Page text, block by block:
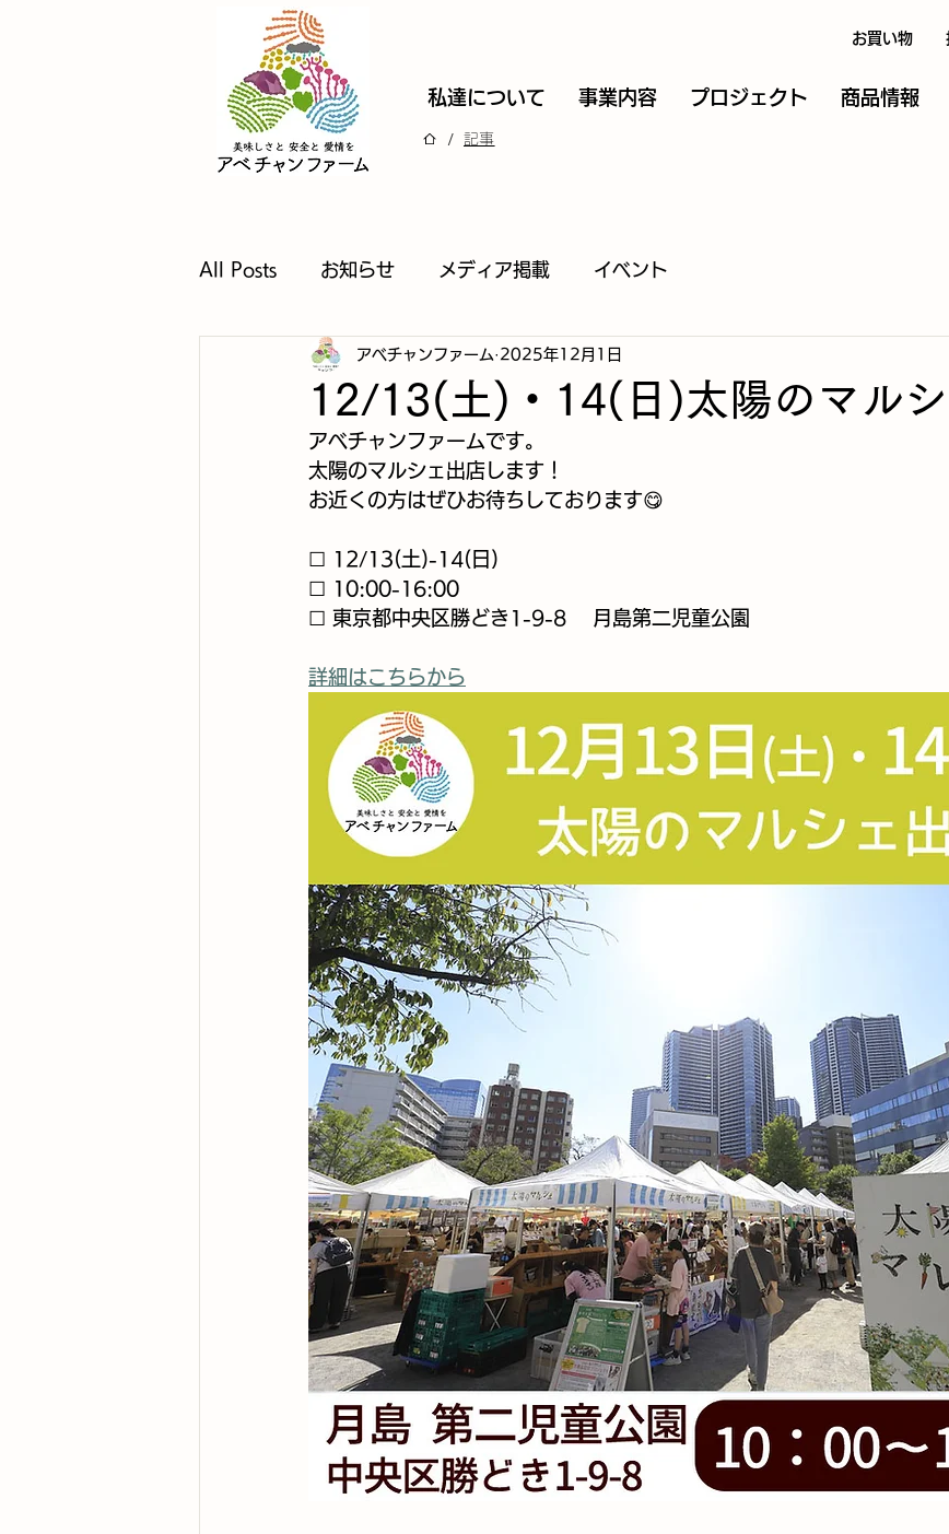
お買い物
私達について 事業内容 プロジェクト 商品情報
/ 記事
All Posts お知らせ メディア掲載 イベント
12/13(土)・14(日)太陽のマル
アベチャンファーム 2025年12月1日
アベチャンファームです。
太陽のマルシェ出店します！
お近くの方はぜひお待ちしております😋
☐ 12/13(土)-14(日)
☐ 10:00-16:00
☐ 東京都中央区勝どき1-9-8 　月島第二児童公園
詳細はこちらから